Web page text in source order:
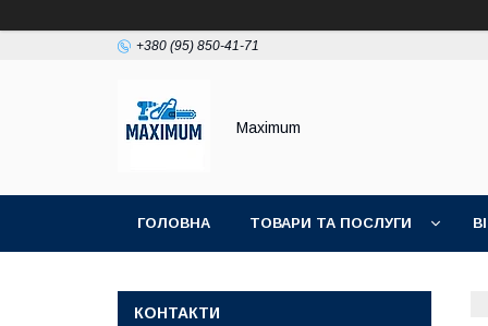
+380 (95) 850-41-71
Maximum
ГОЛОВНА ТОВАРИ ТА ПОСЛУГИ
КОНТАКТИ